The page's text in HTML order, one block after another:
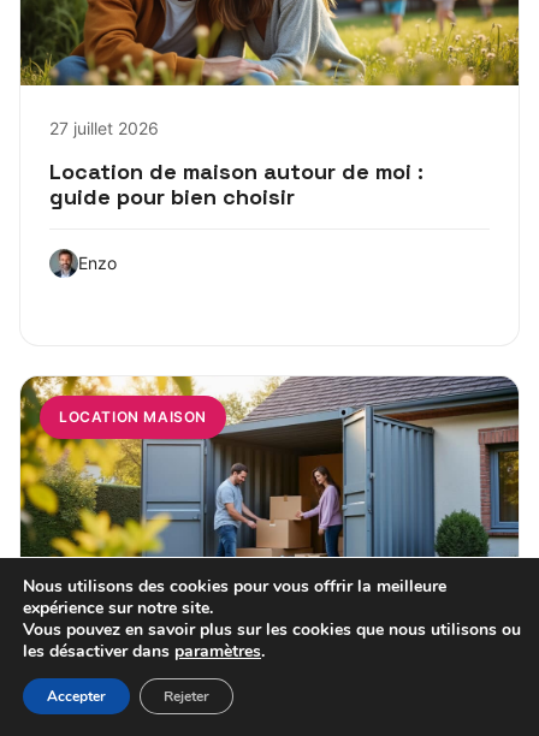
27 juillet 2026
Location de maison autour de moi :
guide pour bien choisir
Enzo
LOCATION MAISON
20 juillet 2026
Location de benne pour vider une maison
Nous utilisons des cookies pour vous offrir la meilleure
expérience sur notre site.
Vous pouvez en savoir plus sur les cookies que nous utilisons ou
les désactiver dans paramètres.
Accepter Rejeter